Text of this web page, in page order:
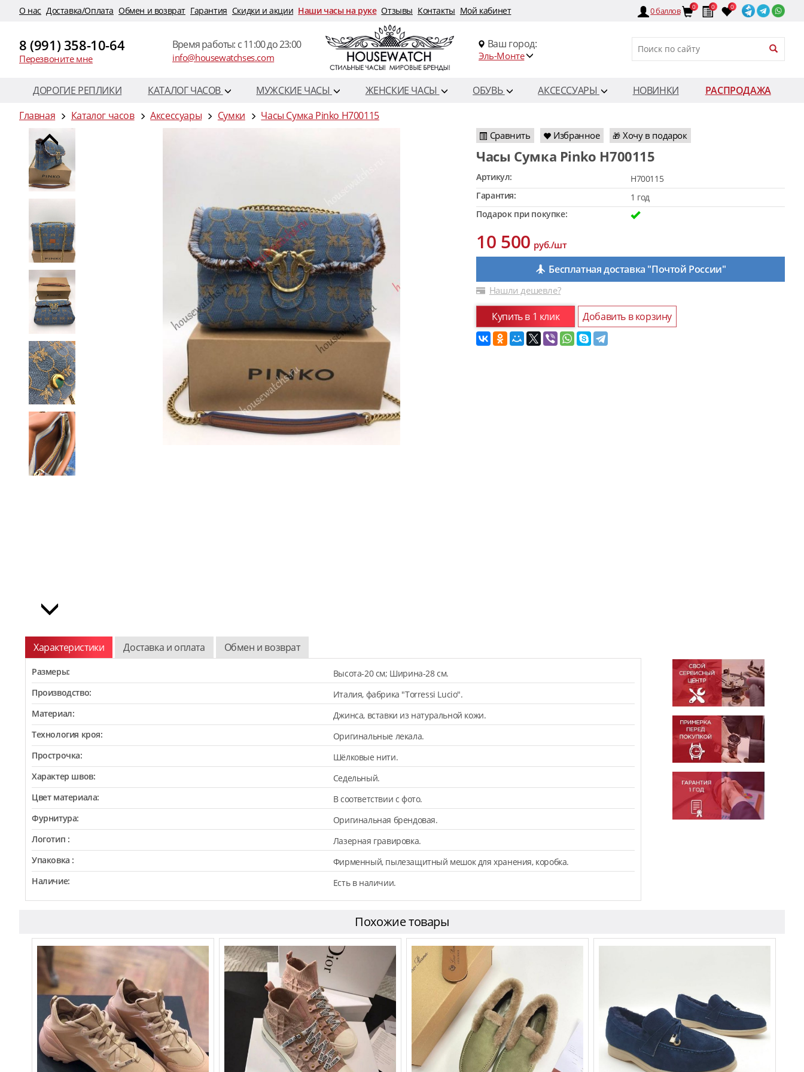
O нас Доставка/Оплата Обмен и возврат Гарантия Скидки и акции Наши часы на руке Отзывы Контакты Мой кабинет 0баллов 0 0 0
8 (991) 358-10-64
Перезвоните мне
Время работы: c 11:00 до 23:00
info@housewatchses.com
Ваш город:
Эль-Монте
ДОРОГИЕ РЕПЛИКИ КАТАЛОГ ЧАСОВ МУЖСКИЕ ЧАСЫ ЖЕНСКИЕ ЧАСЫ ОБУВЬ АКСЕССУАРЫ НОВИНКИ
РАСПРОДАЖА
Главная
Каталог часов Аксессуары Сумки Часы Сумка Pinko H700115
Сравнить Избранное 🎁 Хочу в подарок
Часы Сумка Pinko H700115
Артикул:
H700115
Гарантия:
1 год
Подарок при покупке:
10 500руб./шт
Бесплатная доставка "Почтой России"
Нашли дешевле?
Купить в 1 клик Добавить в корзину
Характеристики Доставка и оплата Обмен и возврат
Размеры:
Высота-20 см; Ширина-28 см.
Производство:
Италия, фабрика "Torressi Lucio".
Материал:
Джинса, вставки из натуральной кожи.
Технология кроя:
Оригинальные лекала.
Прострочка:
Шёлковые нити.
Характер швов:
Седельный.
Цвет материала:
В соответствии с фото.
Фурнитура:
Оригинальная брендовая.
Логотип :
Лазерная гравировка.
Упаковка :
Фирменный, пылезащитный мешок для хранения, коробка.
Наличие:
Есть в наличии.
Похожие товары